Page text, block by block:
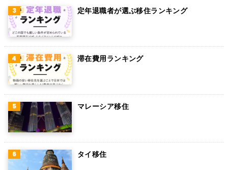
アラブ首長国連邦
スウェーデン
ペルー
ボリビア
カンボジア
オーストリア
ロシア
ミャンマー
アイルランド
定年退職者が選ぶ移住ランキング
滞在費用ランキング
マレーシア移住
タイ移住